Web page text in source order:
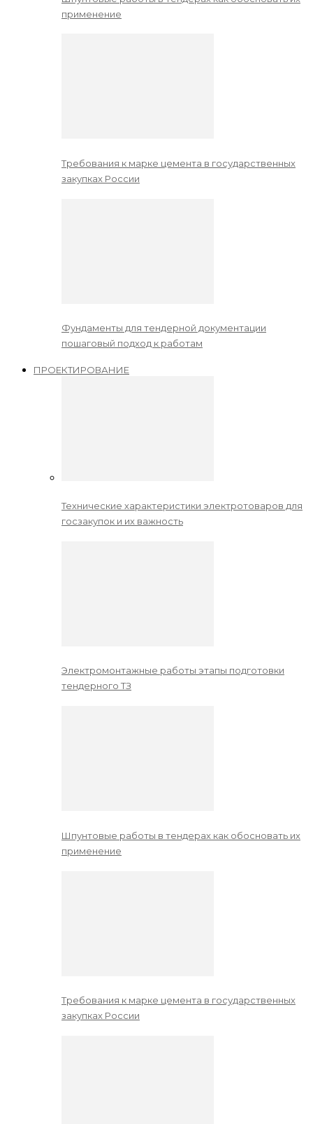
применение
Требования к марке цемента в государственных
закупках России
Фундаменты для тендерной документации
пошаговый подход к работам
ПРОЕКТИРОВАНИЕ
Технические характеристики электротоваров для
госзакупок и их важность
Электромонтажные работы этапы подготовки
тендерного ТЗ
Шпунтовые работы в тендерах как обосновать их
применение
Требования к марке цемента в государственных
закупках России